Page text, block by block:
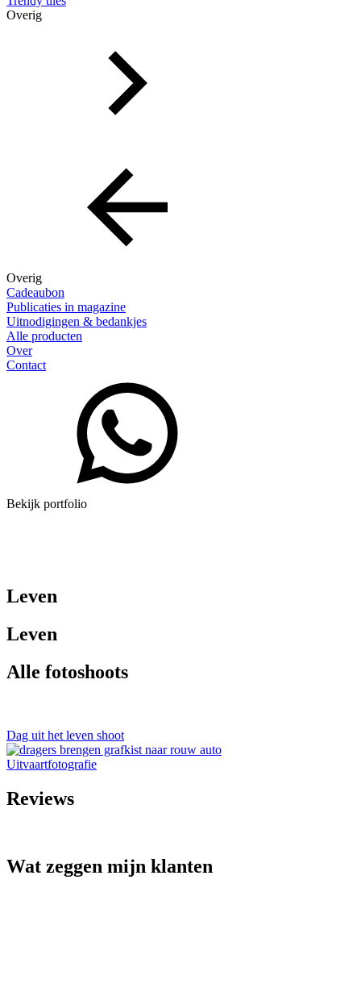
Overig
Overig
Cadeaubon
Publicaties in magazine
Uitnodigingen & bedankjes
Alle producten
Over
Contact
Bekijk portfolio
Leven
Leven
Alle fotoshoots
Dag uit het leven shoot
Uitvaartfotografie
Reviews
Wat zeggen mijn klanten